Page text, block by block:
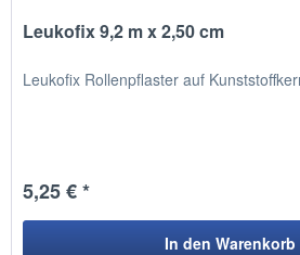
Leukofix 9,2 m x 2,50 cm
Leukofix Rollenpflaster auf
5,25 € *
In den Warenkorb